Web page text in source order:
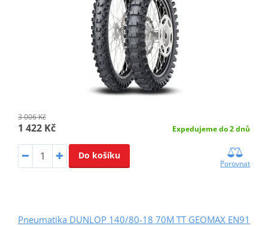
3 006 Kč
1 422 Kč Expedujeme do 2 dnů
Do košíku
Porovnat
Pneumatika DUNLOP 140/80-18 70M TT GEOMAX EN91